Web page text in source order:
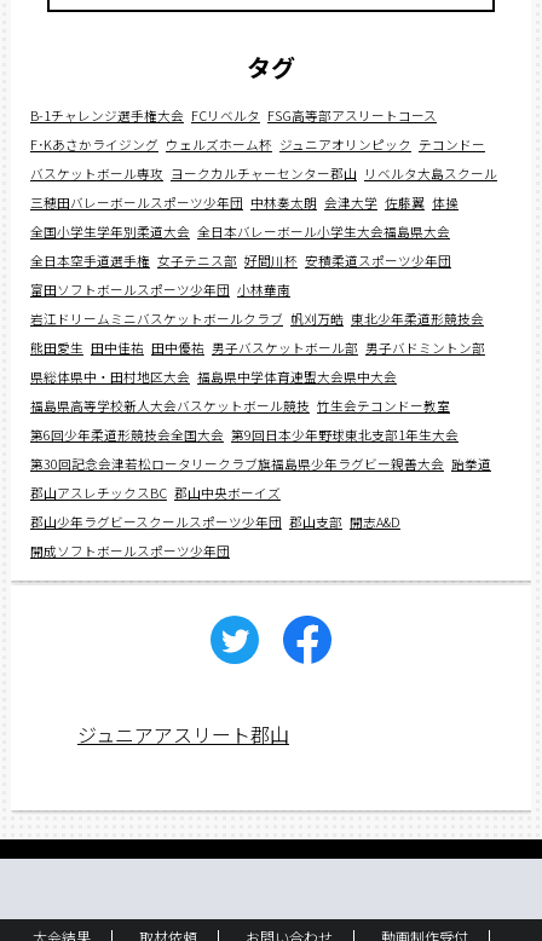
タグ
B-1チャレンジ選手権大会 FCリベルタ FSG高等部アスリートコース
F･Kあさかライジング ウェルズホーム杯 ジュニアオリンピック テコンドー
バスケットボール専攻 ヨークカルチャーセンター郡山 リベルタ大島スクール
三穂田バレーボールスポーツ少年団 中林奏太朗 会津大学 佐藤翼 体操
全国小学生学年別柔道大会 全日本バレーボール小学生大会福島県大会
全日本空手道選手権 女子テニス部 好間川杯 安積柔道スポーツ少年団
富田ソフトボールスポーツ少年団 小林華南
岩江ドリームミニバスケットボールクラブ 帆刈万皓 東北少年柔道形競技会
熊田愛生 田中佳祐 田中優祐 男子バスケットボール部 男子バドミントン部
県総体県中・田村地区大会 福島県中学体育連盟大会県中大会
福島県高等学校新人大会バスケットボール競技 竹生会テコンドー教室
第6回少年柔道形競技会全国大会 第9回日本少年野球東北支部1年生大会
第30回記念会津若松ロータリークラブ旗福島県少年ラグビー親善大会 跆拳道
郡山アスレチックスBC 郡山中央ボーイズ
郡山少年ラグビースクールスポーツ少年団 郡山支部 開志A&D
開成ソフトボールスポーツ少年団
ジュニアアスリート郡山